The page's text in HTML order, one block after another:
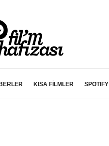
KISA FİLMLER SPOTIFY